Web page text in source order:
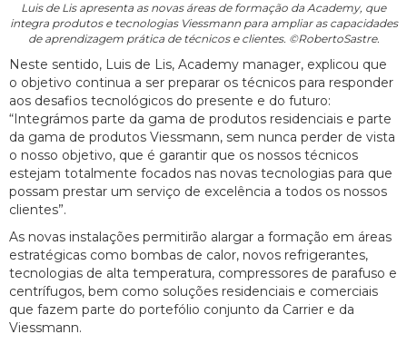
Luis de Lis apresenta as novas áreas de formação da Academy, que
integra produtos e tecnologias Viessmann para ampliar as capacidades
de aprendizagem prática de técnicos e clientes. ©RobertoSastre.
Neste sentido, Luis de Lis, Academy manager, explicou que
o objetivo continua a ser preparar os técnicos para responder
aos desafios tecnológicos do presente e do futuro:
“Integrámos parte da gama de produtos residenciais e parte
da gama de produtos Viessmann, sem nunca perder de vista
o nosso objetivo, que é garantir que os nossos técnicos
estejam totalmente focados nas novas tecnologias para que
possam prestar um serviço de excelência a todos os nossos
clientes”.
As novas instalações permitirão alargar a formação em áreas
estratégicas como bombas de calor, novos refrigerantes,
tecnologias de alta temperatura, compressores de parafuso e
centrífugos, bem como soluções residenciais e comerciais
que fazem parte do portefólio conjunto da Carrier e da
Viessmann.